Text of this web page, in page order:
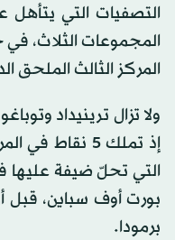
التصفيات التي يتأهل
المجموعات الثلاث،
المركز الثالث الملحق
ولا تزال ترينيداد
بورت أوف سباين، قبل
برمودا.